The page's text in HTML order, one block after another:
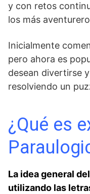
y con retos
los más
Inicialmente
pero ahora es
desean divertirse
resolviendo un
¿Qué es
La idea general
utilizando las